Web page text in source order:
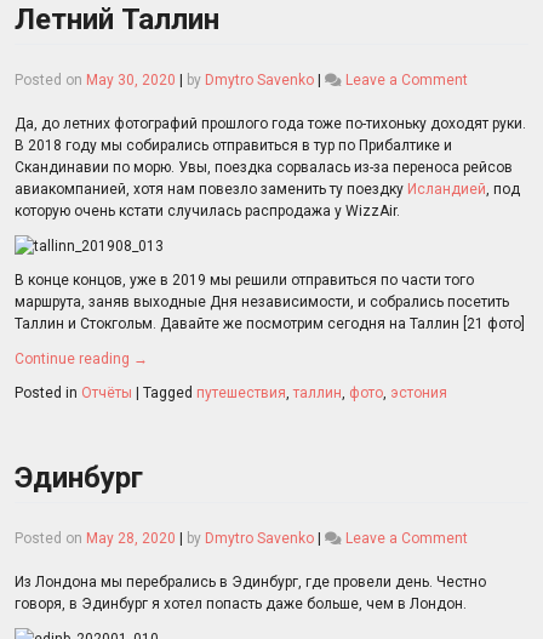
Летний Таллин
Posted on May 30, 2020 by Dmytro Savenko Leave a Comment
Таллин
Да, до летних фотографий прошлого года тоже по-тихоньку доходят руки.
В 2018 году мы собирались отправиться в тур по Прибалтике и
Скандинавии по морю. Увы, поездка сорвалась из-за переноса рейсов
авиакомпанией, хотя нам повезло заменить ту поездку Исландией, под
которую очень кстати случилась распродажа у WizzAir.
В конце концов, уже в 2019 мы решили отправиться по части того
маршрута, заняв выходные Дня независимости, и собрались посетить
Таллин и Стокгольм. Давайте же посмотрим сегодня на Таллин [21 фото]
Continue reading →
Posted in Отчёты Tagged путешествия,таллин, фото, эстония
Эдинбург
Posted on May 28, 2020 by Dmytro Savenko Leave a Comment
Из Лондона мы перебрались в Эдинбург, где провели день. Честно
говоря, в Эдинбург я хотел попасть даже больше, чем в Лондон.